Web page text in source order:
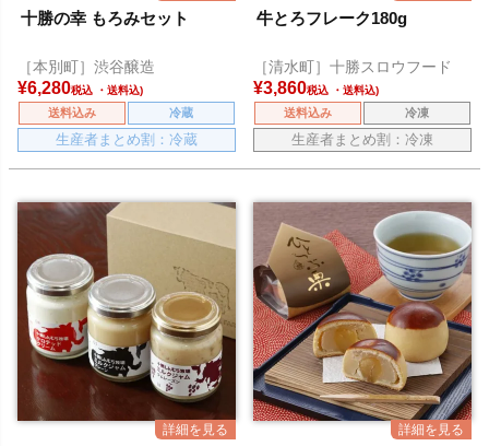
十勝の幸 もろみセット
［本別町］渋谷醸造
¥6,280税込
送料込み 冷蔵
生産者まとめ割：冷蔵
牛とろフレーク180g
［清水町］十勝スロウフード
¥3,860税込
送料込み 冷凍
生産者まとめ割：冷凍